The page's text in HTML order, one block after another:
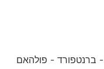
06:00 - מוק': אסטוניה - ישראל 07:30 - ברנטפורד - פולהאם